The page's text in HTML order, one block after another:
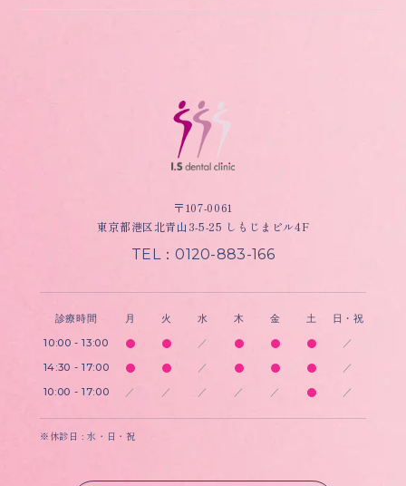
〒107-0061
東京都港区北青山3-5-25 しもじまビル4F
TEL：0120-883-166
診療時間 月 火 水 木 金 土 日・祝
10:00 - 13:00 ／ ／
14:30 - 17:00 ／ ／
10:00 - 17:00 ／ ／ ／ ／ ／ ／
※休診日 : 水・日・祝